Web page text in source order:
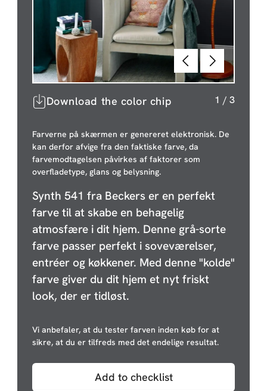
ForrigeNæste
Download the color chip 1 / 3
Farverne på skærmen er genereret elektronisk. De
kan derfor afvige fra den faktiske farve, da
farvemodtagelsen påvirkes af faktorer som
overfladetype, glans og belysning.
Synth 541 fra Beckers er en perfekt
farve til at skabe en behagelig
atmosfære i dit hjem. Denne grå-sorte
farve passer perfekt i soveværelser,
entréer og køkkener. Med denne "kolde"
farve giver du dit hjem et nyt friskt
look, der er tidløst.
Vi anbefaler, at du tester farven inden køb for at
sikre, at du er tilfreds med det endelige resultat.
Add to checklist